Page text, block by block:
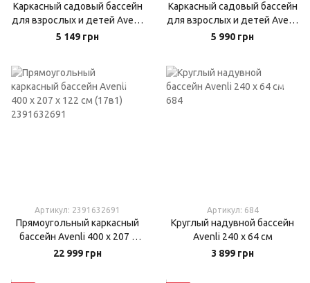
Каркасный садовый бассейн
для взрослых и детей Avenli
305 x 76 см
5 149 грн
Каркасный садовый бассейн
для взрослых и детей Avenli
360 x 76 см
5 990 грн
Артикул: 2391632691
Прямоугольный каркасный
бассейн Avenli 400 x 207 x
122 см (17в1)
22 999 грн
Артикул: 684
Круглый надувной бассейн
Avenli 240 x 64 см
3 899 грн